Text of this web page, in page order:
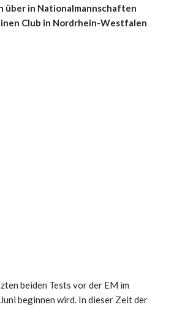
über in Nationalmannschaften
Club in Nordrhein-Westfalen
beiden Tests vor der EM im
beginnen wird. In dieser Zeit der